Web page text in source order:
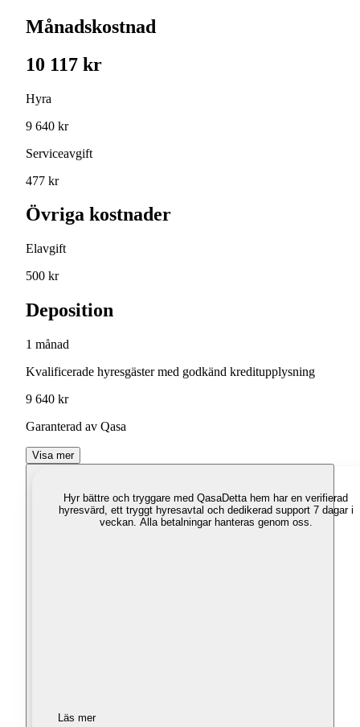
Månadskostnad
10 117 kr
Hyra
9 640 kr
Serviceavgift
477 kr
Övriga kostnader
Elavgift
500 kr
Deposition
1 månad
Kvalificerade hyresgäster med godkänd kreditupplysning
9 640 kr
Garanterad av Qasa
Visa mer
Hyr bättre och tryggare med QasaDetta hem har en verifierad
hyresvärd, ett tryggt hyresavtal och dedikerad support 7 dagar i
veckan. Alla betalningar hanteras genom oss.
Läs mer